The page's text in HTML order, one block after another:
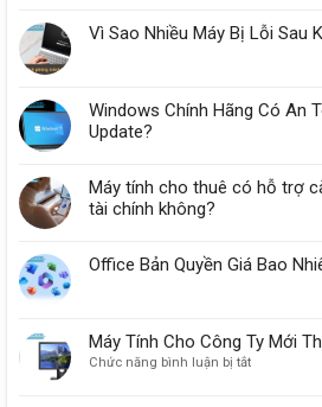
Vì Sao Nhiều Máy Bị Lỗi Sau
Windows Chính Hãng Có An
Update?
Máy tính cho thuê có hỗ trợ
tài chính không?
Office Bản Quyền Giá Bao
Máy Tính Cho Công Ty Mới
Chức năng bình luận bị tắtở